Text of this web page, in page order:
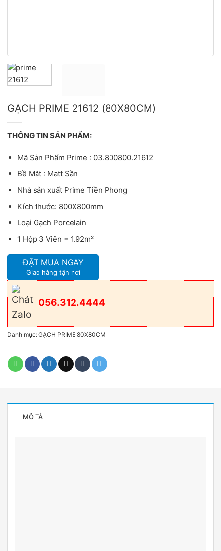
GẠCH PRIME 21612 (80X80CM)
THÔNG TIN SẢN PHẨM:
Mã Sản Phẩm Prime : 03.800800.21612
Bề Mặt : Matt Sần
Nhà sản xuất Prime Tiền Phong
Kích thước: 800X800mm
Loại Gạch Porcelain
1 Hộp 3 Viên = 1.92m²
ĐẶT MUA NGAY
Giao hàng tận nơi
056.312.4444
Danh mục: GẠCH PRIME 80X80CM
MÔ TẢ